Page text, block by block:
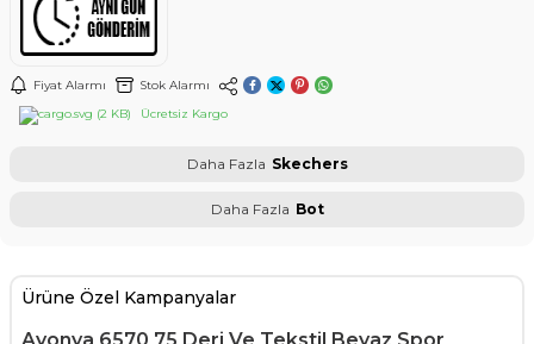
Fiyat Alarmı
Stok Alarmı
Ücretsiz Kargo
Daha Fazla Skechers
Daha Fazla Bot
Ürüne Özel Kampanyalar